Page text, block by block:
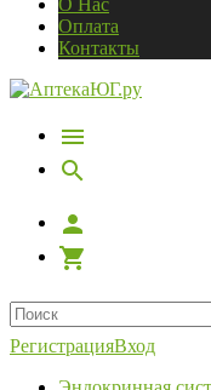
О Нас
Оплата
Контакты
РегистрацияВход